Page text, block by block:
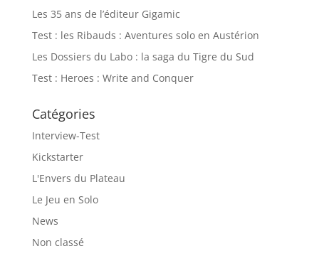
Les 35 ans de l’éditeur Gigamic
Test : les Ribauds : Aventures solo en Austérion
Les Dossiers du Labo : la saga du Tigre du Sud
Test : Heroes : Write and Conquer
Catégories
Interview-Test
Kickstarter
L'Envers du Plateau
Le Jeu en Solo
News
Non classé